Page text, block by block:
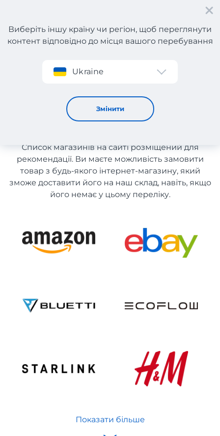
Реєстрація
Виберіть іншу країну чи регіон, щоб переглянути
контент відповідно до місця вашого перебування
Ukraine
Змінити
Автосвітло з Греції з доставкою в Україну
Автосвітло з Греції з
доставкою в Україну
Список магазинів на сайті розміщений для
рекомендації. Ви маєте можливість замовити
товар з будь-якого інтернет-магазину, який
зможе доставити його на наш склад, навіть, якщо
його немає у цьому переліку.
Показати більше